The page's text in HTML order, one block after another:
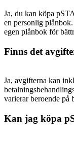
Exclusive for
Precious
Trade Gold &
Ja, du kan köpa
en personlig
egen plånbok för
Finns det
Ja, avgifterna kan
varierar beroende på
Kan jag köpa